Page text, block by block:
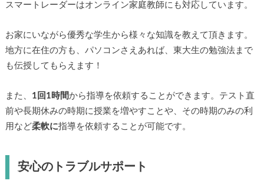
スマートレーダーはオンライン家庭教師にも対応しています。
お家にいながら優秀な学生から様々な知識を教えて頂きます。
地方に在住の方も、パソコンさえあれば、東大生の勉強法まで
も伝授してもらえます！
また、 1回1時間から指導を依頼することができます。テスト直
前や長期休みの時期に授業を増やすことや、その時期のみの利
用など柔軟に指導を依頼することが可能です。
安心のトラブルサポート